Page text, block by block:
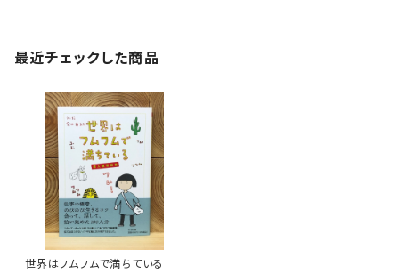
最近チェックした商品
世界はフムフムで満ちている